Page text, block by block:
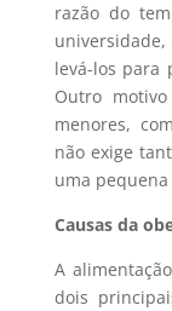
razão do
universidade,
levá-los para
Outro
menores,
não exige
uma pequena
Causas da
A
dois